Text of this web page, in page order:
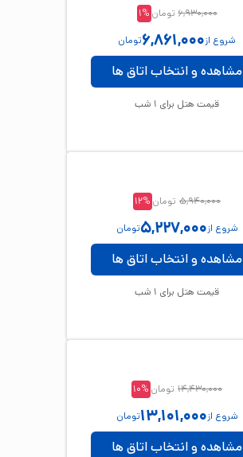
6,930,000 تومان 1%
شروع از6,861,000تومان
مشاهده و انتخاب اتاق ها
قیمت هتل برای 1 شب
5,940,000 تومان 12%
شروع از5,227,000تومان
مشاهده و انتخاب اتاق ها
قیمت هتل برای 1 شب
14,430,000 تومان 10%
شروع از13,101,000تومان
مشاهده و انتخاب اتاق ها